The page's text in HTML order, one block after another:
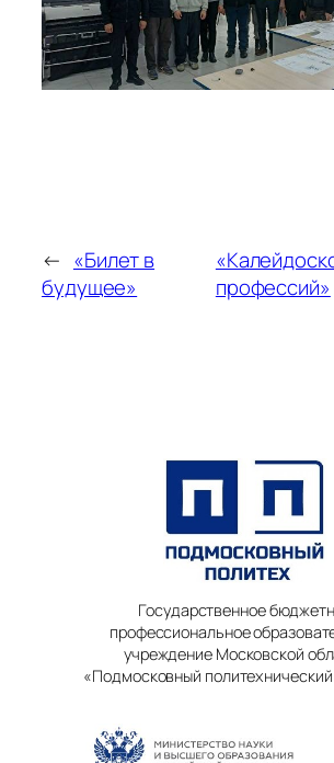
← «Билет в
будущее»
профессий»
Государственное
профессиональное
учреждение Московской
«Подмосковный